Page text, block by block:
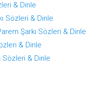
& Dinle
Sözleri & Dinle
Şarkı Sözleri & Dinle
& Dinle
Sözleri & Dinle